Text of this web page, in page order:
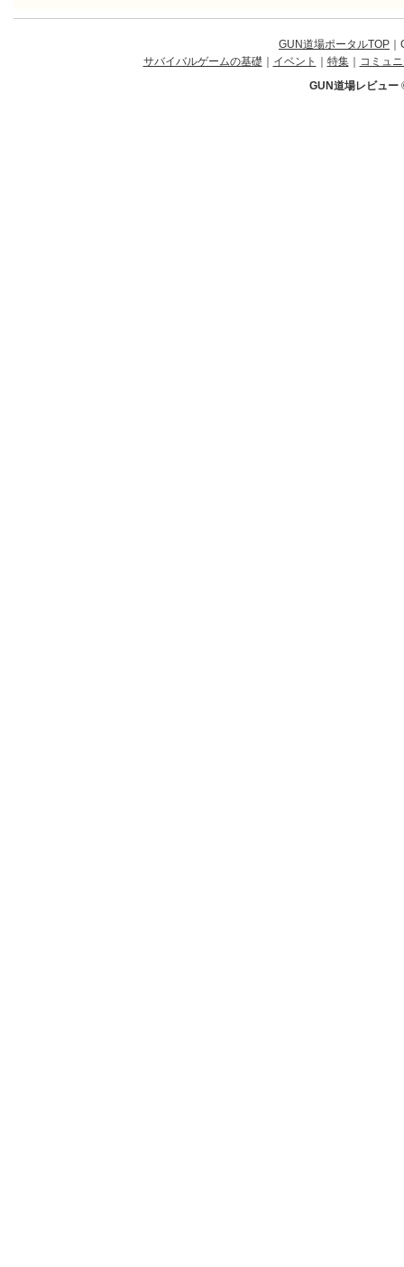
GUN道場ポータルTOP
サバイバルゲームの基礎 ｜ イベント ｜ 特集｜ コミュ
GUN道場レビュー